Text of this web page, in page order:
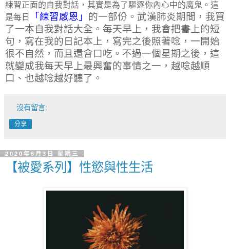
練習正面的自我對話，其實是為了驅逐你內心中的魔鬼。這
是每日
「練習感恩」 的一部份。武漢肺炎期間，我買
了一本自我對話大全。每天早上，我會把書上的短
句，寫在我的日記本上，寫完之後照著唸，一開始
很不自然，而且還會口吃。不過一個星期之後，這
就變成我每天早上最興奮的事情之一，越唸越順
口、也越唸越好聽了。
沒有留言:
分享
2020年6月3日 星期三
【被愛系列】性慾與性生活